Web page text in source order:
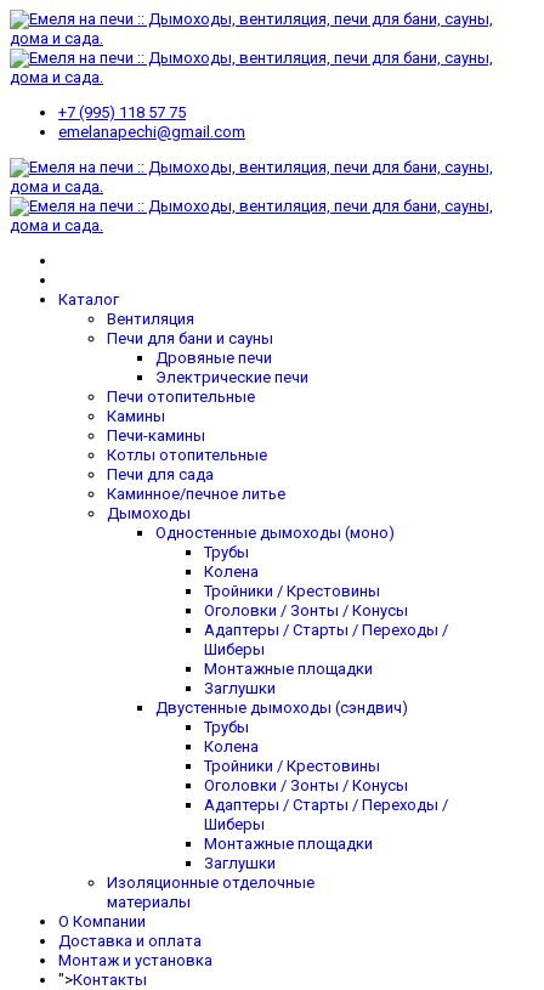
+7 (995) 118 57 75
emelanapechi@gmail.com
Каталог
Вентиляция
Печи для бани и сауны
Дровяные печи
Электрические печи
Печи отопительные
Камины
Печи-камины
Котлы отопительные
Печи для сада
Каминное/печное литье
Дымоходы
Одностенные дымоходы (моно)
Трубы
Колена
Тройники / Крестовины
Оголовки / Зонты / Конусы
Адаптеры / Старты / Переходы /
Шиберы
Монтажные площадки
Заглушки
Двустенные дымоходы (сэндвич)
Трубы
Колена
Тройники / Крестовины
Оголовки / Зонты / Конусы
Адаптеры / Старты / Переходы /
Шиберы
Монтажные площадки
Заглушки
Изоляционные отделочные
материалы
О Компании
Доставка и оплата
Монтаж и установка
">Контакты